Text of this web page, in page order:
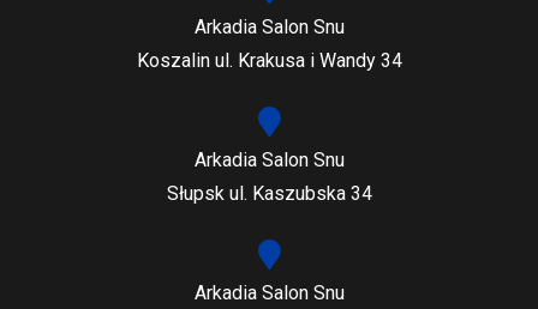
Arkadia Salon Snu
Koszalin ul. Krakusa i Wandy 34
Arkadia Salon Snu
Słupsk ul. Kaszubska 34
Arkadia Salon Snu